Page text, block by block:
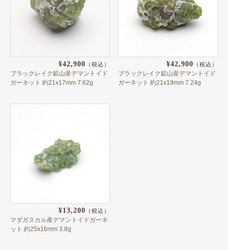
ペンダント
瓶入り鉱物標本
ブック
ルースケース
¥42,900 （税込）
ブラックレイク鉱山産デマントイド
ガーネット 約21x17mm 7.62g
¥42,900 （税込）
ブラックレイク鉱山産デマントイド
ガーネット 約21x19mm 7.24g
¥13,200 （税込）
マダガスカル産デマントイドガーネ
ット 約25x16mm 3.8g